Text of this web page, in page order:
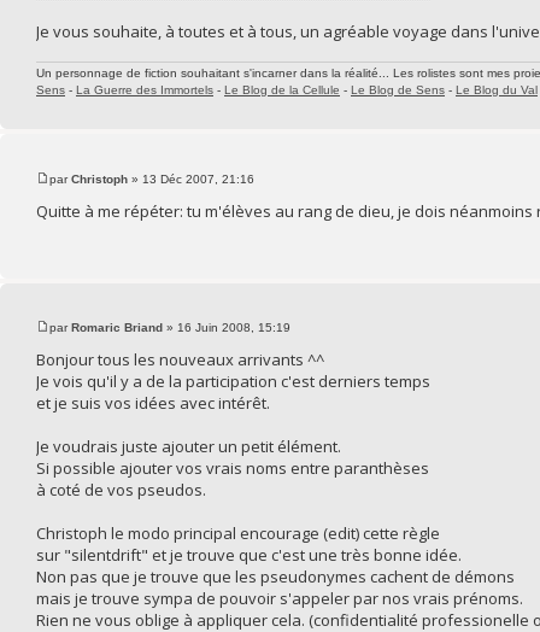
Je vous souhaite, à toutes et à tous, un agréable voyage dans
Un personnage de fiction souhaitant s'incarner dans la réalité... Les rolistes sont mes
Sens - La Guerre des Immortels - Le Blog de la Cellule - Le Blog de Sens - Le Blog du Val
parChristoph » 13 Déc 2007, 21:16
Quitte à me répéter: tu m'élèves au rang de dieu, je dois
parRomaric Briand » 16 Juin 2008, 15:19
Bonjour tous les nouveaux arrivants ^^
Je vois qu'il y a de la participation c'est derniers temps
et je suis vos idées avec intérêt.
Je voudrais juste ajouter un petit élément.
Si possible ajouter vos vrais noms entre paranthèses
à coté de vos pseudos.
Christoph le modo principal encourage (edit) cette règle
sur "silentdrift" et je trouve que c'est une très bonne idée.
Non pas que je trouve que les pseudonymes cachent de démons
mais je trouve sympa de pouvoir s'appeler par nos vrais prénoms.
Rien ne vous oblige à appliquer cela. (confidentialité professionelle